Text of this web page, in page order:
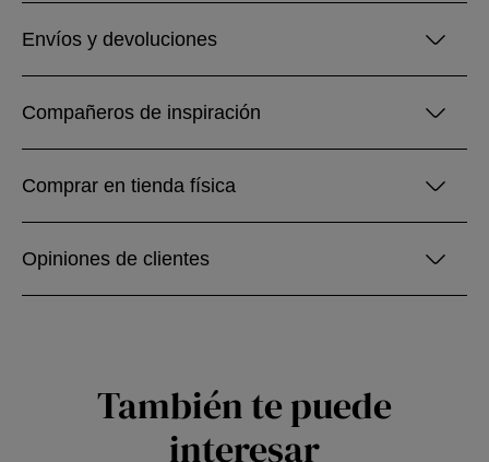
Envíos y devoluciones
Compañeros de inspiración
Comprar en tienda física
Opiniones de clientes
También te puede
interesar